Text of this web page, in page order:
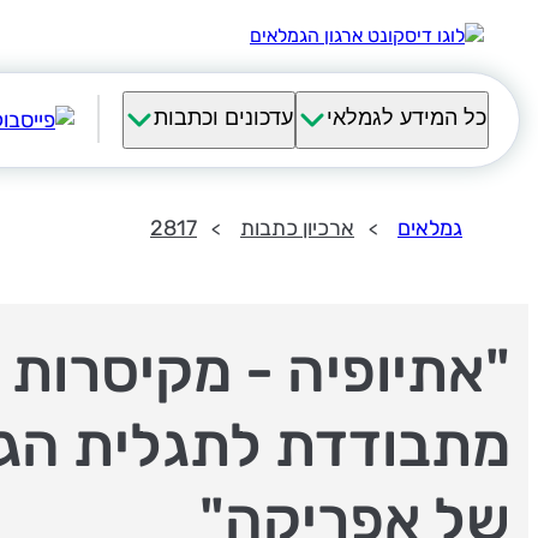
כל המידע לגמלאי עדכונים וכתבות
גמלאים ארכיון כתבות 2817
"אתיופיה - מקיסרות
מתבודדת לתגלית
של אפריקה"